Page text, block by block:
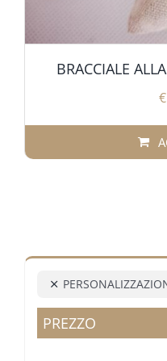
BRACCIALE
€
PREZZO